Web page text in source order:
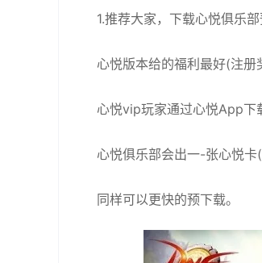
1.推荐大家，下载心悦俱乐部
心悦版本给的福利最好(注册
心悦vip玩家通过心悦App下
心悦俱乐部会出一-张心悦卡(
同样可以更快的预下载。